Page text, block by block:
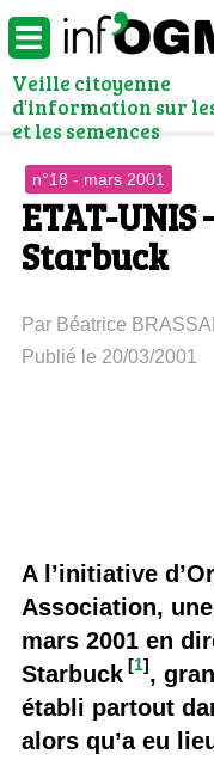
Veille citoyenne
d'information sur
et les semences
n°18 - mars 2001
ETAT-
Starbuck
Par Béatrice
Publié le 20/03/2001
A l’initiative
Association,
mars 2001 en
Starbuck [1],
établi partout
alors qu’a eu